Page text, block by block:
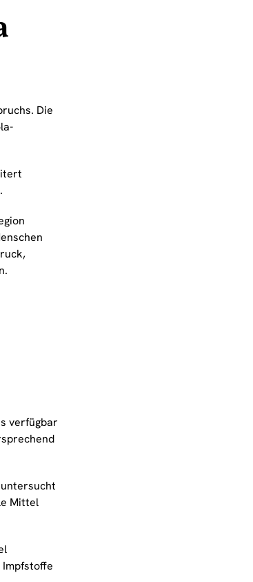
Die
verfügbar
Mittel